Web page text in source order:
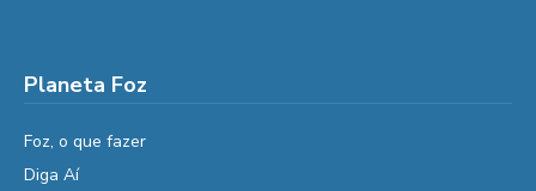
Planeta Foz
Foz, o que fazer
Diga Aí